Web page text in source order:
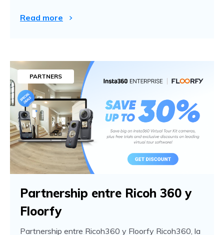
Read more
PARTNERS
Partnership entre Ricoh 360 y
Floorfy
Partnership entre Ricoh360 y Floorfy Ricoh360, la